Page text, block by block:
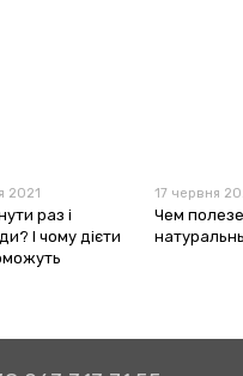
2021
раз і
І чому дієти
17 червня
Чем